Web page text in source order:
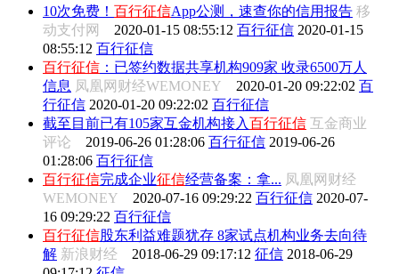
10次免费！ 百行征信App公测，速查你的信用报告 移
动支付网 2020-01-15 08:55:12 百行征信 2020-01-15
08:55:12 百行征信
百行征信 ：已签约数据共享机构909家 收录6500万人
信息 凤凰网财经WEMONEY 2020-01-20 09:22:02 百
行征信 2020-01-20 09:22:02 百行征信
截至目前已有105家互金机构接入百行征信 互金商业
评论 2019-06-26 01:28:06 百行征信 2019-06-26
01:28:06 百行征信
百行征信完成企业征信经营备案：拿... 凤凰网财经
WEMONEY 2020-07-16 09:29:22 百行征信 2020-07-
16 09:29:22 百行征信
百行征信股东利益难题犹存 8家试点机构业务去向待
解 新浪财经 2018-06-29 09:17:12 征信 2018-06-29